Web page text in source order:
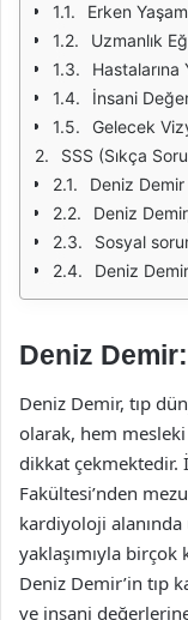
Erken
Uzmanlık
Hastalarına
İnsani
Gelecek
SSS (Sıkça
Deniz Demir
Deniz Demir,
Sosyal
Deniz
Deniz
Deniz Demir, tıp
olarak, hem
dikkat çekmektedir.
Fakültesi’nden
kardiyoloji alanında
yaklaşımıyla birçok
Deniz Demir’in tıp
ve insani